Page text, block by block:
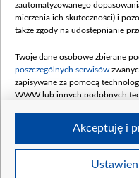
Dofinansowanie
Data podpisania
kwiecień 180
czerwca 90 mln)
Dofinansowanie
4 sierpnia 250
zautomatyzowanego
mierzenia ich skuteczności) i
także zgody na udostępnianie
Twoje dane osobowe zbierane
poszczególnych serwisów
zapisywane za pomocą
WWW lub innych podobnych
Twoje dane osobowe zbierane
Akceptuję i